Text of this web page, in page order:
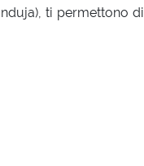
ti permettono di